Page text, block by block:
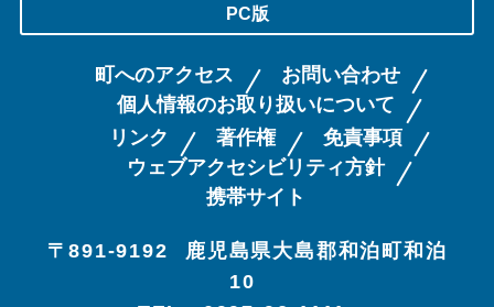
PC版
町へのアクセス
お問い合わせ
個人情報のお取り扱いについて
リンク
著作権
免責事項
ウェブアクセシビリティ方針
携帯サイト
〒891-9192
鹿児島県大島郡和泊町和泊
10